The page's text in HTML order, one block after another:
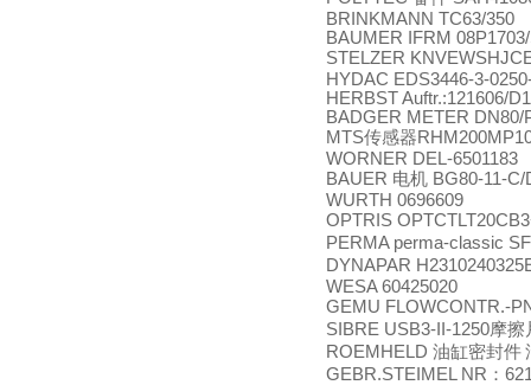
BRINKMANN TC63/350
BAUMER IFRM
STELZER
HYDAC EDS3446-3-
HERBST Auftr.:121606/
BADGER METER
MTS传感器
WORNER DEL-6501183
BAUER 电机 BG80-11-
WURTH 0696609
OPTRIS
PERMA perma-classic
DYNAPAR
WESA 60425020
GEMU FLOWCONTR.-
SIBRE USB3-II-1250摩擦
ROEMHELD 油缸密封件
GEBR.STEIMEL NR ：